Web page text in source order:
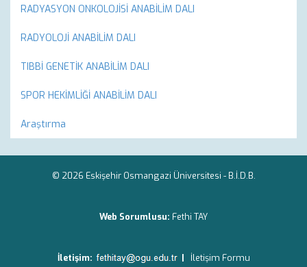
RADYASYON ONKOLOJİSİ ANABİLİM DALI
RADYOLOJİ ANABİLİM DALI
TIBBİ GENETİK ANABİLİM DALI
SPOR HEKİMLİĞİ ANABİLİM DALI
Araştırma
© 2026 Eskişehir Osmangazi Üniversitesi - B.İ.D.B.
Web Sorumlusu: Fethi TAY
İletişim: | İletişim Formu